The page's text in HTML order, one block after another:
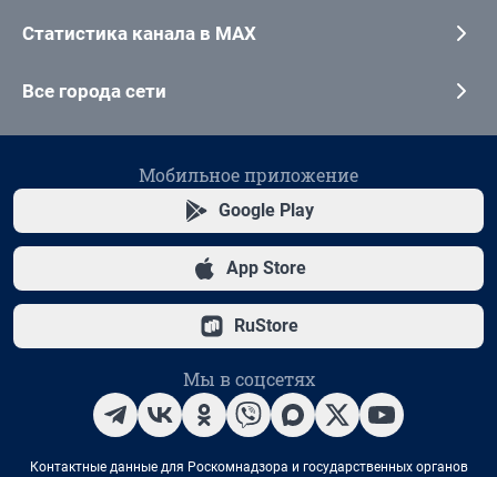
Статистика канала в MAX
Все города сети
Мобильное приложение
Google Play
App Store
RuStore
Мы в соцсетях
Контактные данные для Роскомнадзора и государственных органов